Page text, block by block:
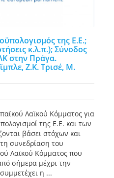
της Ε.Ε.;
κ.λ.π.); Σύνοδος
στην Πράγα.
Ζ.Κ. Τρισέ, Μ.
Λαϊκού Κόμματος για
της Ε.Ε. και των
βάσει στόχων και
συνεδρίαση του
Λαϊκού Κόμματος που
σήμερα μέχρι την
η ...